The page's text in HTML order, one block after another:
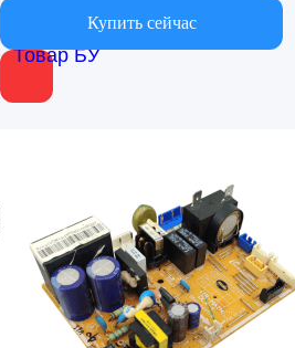
Товар БУ
Купить сейчас